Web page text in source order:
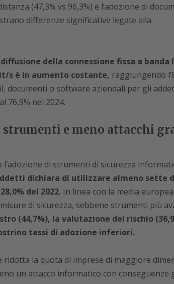
(47,3% vs 96,3%) e l’adozione di
differenze significative legate alla
della connessione fissa a banda
s è in aumento costante, raggiungendo
documenti o software aziendali per gli
76,9% nel 2024.
e meno attacchi
di strumenti di sicurezza
dichiara di utilizzare almeno sette
del 2022.In linea con la media
di sicurezza, sebbene strumenti più
(44,7%), la valutazione del rischio
tassi di adozione inferiori.
ridotta la quota di imprese di maggiore
un attacco informatico con conseguenze